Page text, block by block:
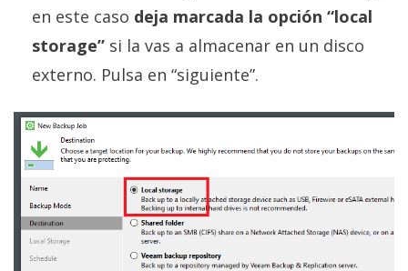
en este caso deja marcada la opción “local
storage” si la vas a almacenar en un disco
externo. Pulsa en “siguiente”.